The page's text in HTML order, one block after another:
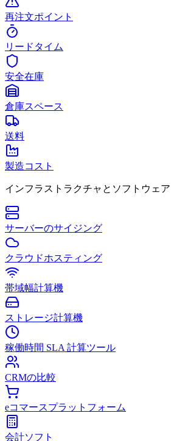
再注文ポイント
リードタイム
安全在庫
倉庫スペース
送料
製造コスト
インフラストラクチャとソフトウェア
サーバーのサイジング
クラウドホスティング
帯域幅計算機
ストレージ計算機
稼働時間 SLA 計算ツール
CRMの比較
eコマースプラットフォーム
会計ソフト